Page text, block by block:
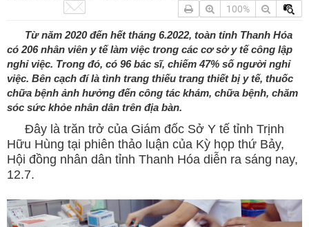
100%
Từ năm 2020 đến hết tháng 6.2022, toàn tỉnh Thanh Hóa
có 206 nhân viên y tế làm việc trong các cơ sở y tế công lập
nghỉ việc. Trong đó, có 96 bác sĩ, chiếm 47% số người nghỉ
việc. Bên cạch đí là tình trang thiếu trang thiết bị y tế, thuốc
chữa bệnh ảnh hưởng đến công tác khám, chữa bệnh, chăm
sóc sức khỏe nhân dân trên địa bàn.
Đây là trăn trở của Giám đốc Sở Y tế tỉnh Trịnh
Hữu Hùng tại phiên thảo luận của Kỳ họp thứ Bảy,
Hội đồng nhân dân tỉnh Thanh Hóa diễn ra sáng nay,
12.7.